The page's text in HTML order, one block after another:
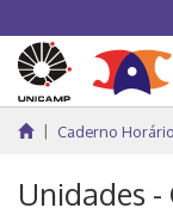
Caderno
Unidades